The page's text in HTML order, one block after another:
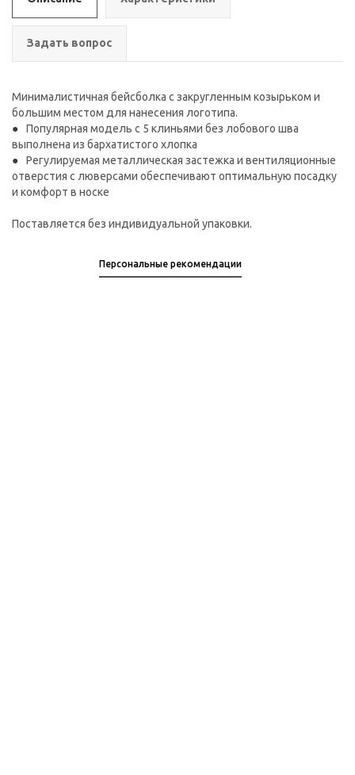
Задать вопрос
Минималистичная бейсболка с закругленным козырьком и
большим местом для нанесения логотипа.
Популярная модель с 5 клиньями без лобового шва
выполнена из бархатистого хлопка
Регулируемая металлическая застежка и вентиляционные
отверстия с люверсами обеспечивают оптимальную посадку
и комфорт в носке
Поставляется без индивидуальной упаковки.
Персональные рекомендации